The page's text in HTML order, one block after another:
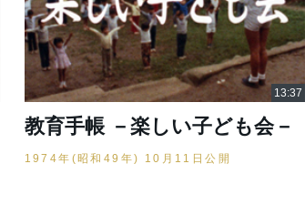
教育手帳 －楽しい子ども会－
1974年(昭和49年) 10月11日公開